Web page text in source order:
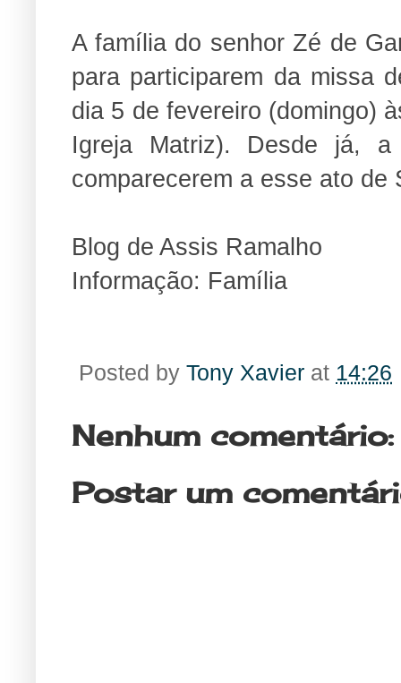
A família do senhor Zé de
para participarem da missa
dia 5 de fevereiro (domingo)
Igreja Matriz). Desde já,
comparecerem a esse ato de
Blog de Assis Ramalho
Informação: Família
Posted by Tony Xavier at 14:26
Nenhum comentário:
Postar um